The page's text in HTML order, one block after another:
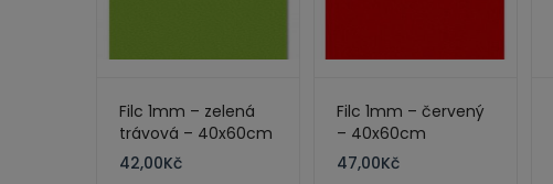
Filc 1mm – zelená
trávová – 40x60cm
42,00Kč
Filc 1mm – červený
– 40x60cm
47,00Kč